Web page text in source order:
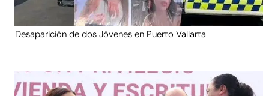
Desaparición de dos Jóvenes en Puerto Vallarta